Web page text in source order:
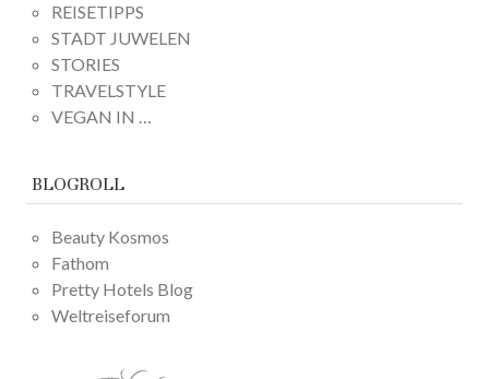
REISETIPPS
STADT JUWELEN
STORIES
TRAVELSTYLE
VEGAN IN …
BLOGROLL
Beauty Kosmos
Fathom
Pretty Hotels Blog
Weltreiseforum